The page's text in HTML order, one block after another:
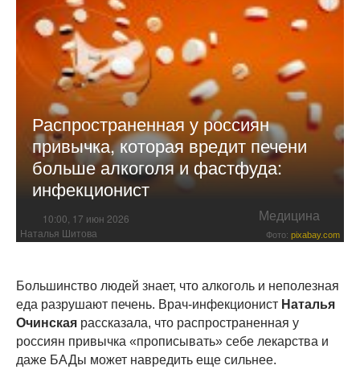
Распространенная у россиян
привычка, которая вредит печени
больше алкоголя и фастфуда:
инфекционист
10:00, 17 июн 2026 Медицина
Наталья Шитова Фото: pixabay.com
Большинство людей знает, что алкоголь и неполезная
еда разрушают печень. Врач-инфекционист Наталья
Очинская рассказала, что распространенная у
россиян привычка «прописывать» себе лекарства и
даже БАДы может навредить еще сильнее.